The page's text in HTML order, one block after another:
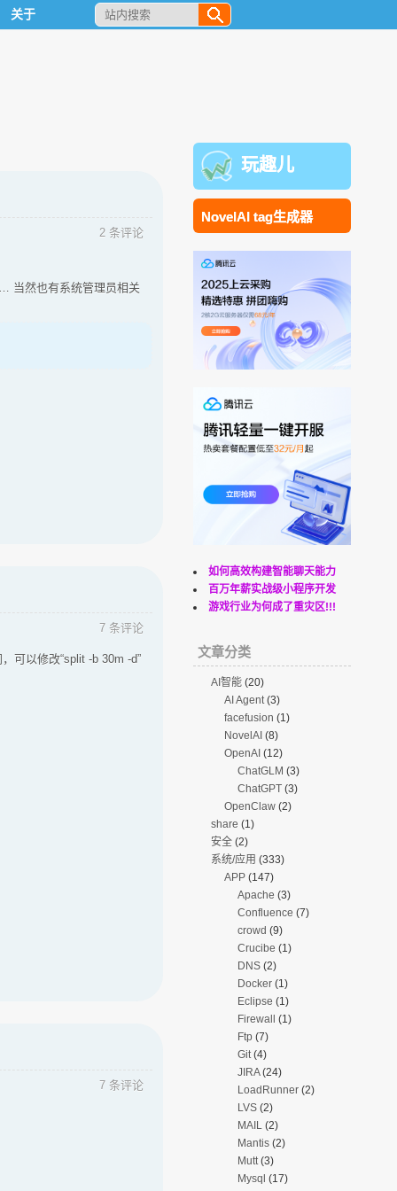
关于
2 条评论
当然也有系统管理员相关
7 条评论
可以修改“split -b 30m -d”
7 条评论
玩趣儿
NovelAI tag生成器
如何高效构建智能聊天能力
百万年薪实战级小程序开发
游戏行业为何成了重灾区!!!
文章分类
AI智能(20)
AI Agent(3)
facefusion (1)
NovelAI(8)
OpenAI(12)
ChatGLM (3)
ChatGPT(3)
OpenClaw(2)
share (1)
安全(2)
系统/应用 (333)
APP(147)
Apache (3)
Confluence (7)
crowd (9)
Crucibe (1)
DNS(2)
Docker(1)
Eclipse (1)
Firewall (1)
Ftp(7)
Git(4)
JIRA(24)
LoadRunner(2)
LVS(2)
MAIL (2)
Mantis(2)
Mutt(3)
Mysql (17)